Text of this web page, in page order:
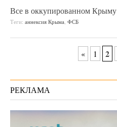
Все в оккупированном Крыму
Теги: аннексия Крыма, ФСБ
« 1 2
РЕКЛАМА